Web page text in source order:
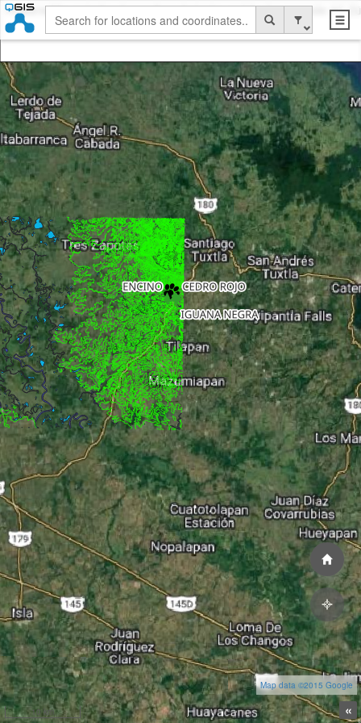
«
10 km
Map data ©2015 Google